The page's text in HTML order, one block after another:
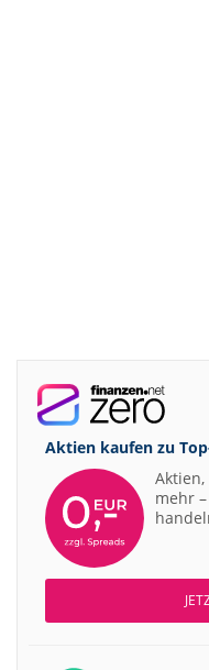
Aktien kaufen zu
Aktien,
mehr